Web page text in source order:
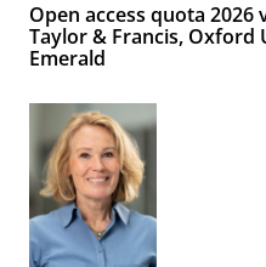
Open access quota
Taylor & Francis, Oxford
Emerald